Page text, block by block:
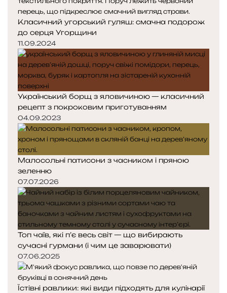
Класичний угорський гуляш: смачна подорож
до серця Угорщини
11.09.2024
Український борщ з яловичиною — класичний
рецепт з покроковим приготуванням
04.09.2023
Малосольні патисони з часником і пряною
зеленню
07.07.2026
Топ чаїв, які п’є весь світ — що вибирають
сучасні гурмани (і чим це заварювати)
07.06.2025
Їстівні равлики: які види підходять для кулінарії